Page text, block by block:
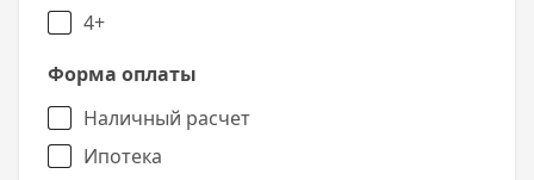
4+
Форма оплаты
Наличный расчет
Ипотека